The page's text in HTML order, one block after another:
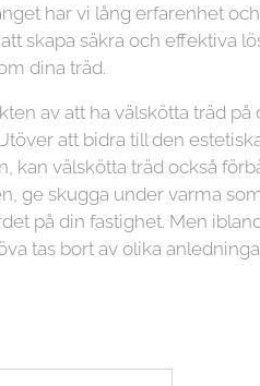
har vi lång erfarenhet
skapa säkra och effektiva
dina träd.
av att ha välskötta träd på
att bidra till den
kan välskötta träd också
ge skugga under varma
på din fastighet. Men
tas bort av olika